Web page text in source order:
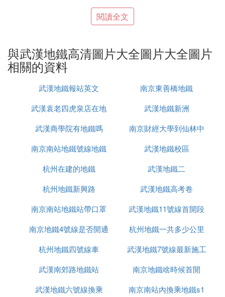
截至2018年9月，武漢軌道交通日均客運量305萬乘
次，最高日客運量達352.48萬乘次 ，穩居全國第
量38%。2017年末，武漢軌道交通共運送乘客9.27億
人次，日均客流253.97萬人次，承載了全市23.5%的
公共交通客運量。
武漢軌道交通1、2、3、4號線車輛均採用B型車，不
設駕駛室緊急通道。車門上方均採用動態LCD液晶屏
線路圖（1號線車輛有一半車門上方沒有），並均採
用直流750V接觸軌下部受電方式（6號線A型車將首
車。列車均可實現自動駕駛和無人駕駛，通常採用自
動駕駛模式，列車開關門及啟動列車仍由司機手動控
制，列車運行過程中司機在駕駛室內只負責監視各項
儀表是否正常及監視軌道區間是否正常，不會操控列
車鉤吸能防撞，防爬器，駕駛室吸能防撞三級安全裝
置，其中車鉤吸能防撞裝置和駕駛室防撞吸能裝置均
是利用兩列車的作用力防止駕駛室直接撞倒一起，保
障司乘人員安全，防爬器裝置則可以防止列車相撞時
閱讀全文
與武漢地鐵高清圖片大全圖片大全圖片
相關的資料
武漢地鐵報站英文
南京東善橋地鐵
武漢袁老四虎泉店在地
鐵站哪裡
武漢地鐵新洲
武漢商學院有地鐵嗎
南京財經大學到仙林中
心地鐵站
南京南站地鐵號線地鐵
武漢地鐵校區
杭州在建的地鐵
武漢地鐵二
杭州地鐵新興路
武漢地鐵高考卷
南京南站地鐵站帶口罩
武漢地鐵11號線首開段
為什麼
南京地鐵4號線是否開通
杭州地鐵一共多少公里
杭州地鐵四號線車
武漢地鐵7號線最新施工
進展
武漢南郊路地鐵站
南京地鐵啥時候首開
武漢地鐵六號線換乘
南京南站內換乘地鐵s1